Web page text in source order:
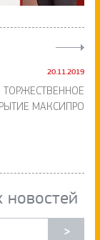
20.11.2019
ТОРЖЕСТВЕННОЕ
МАКСИПРО
новостей
>